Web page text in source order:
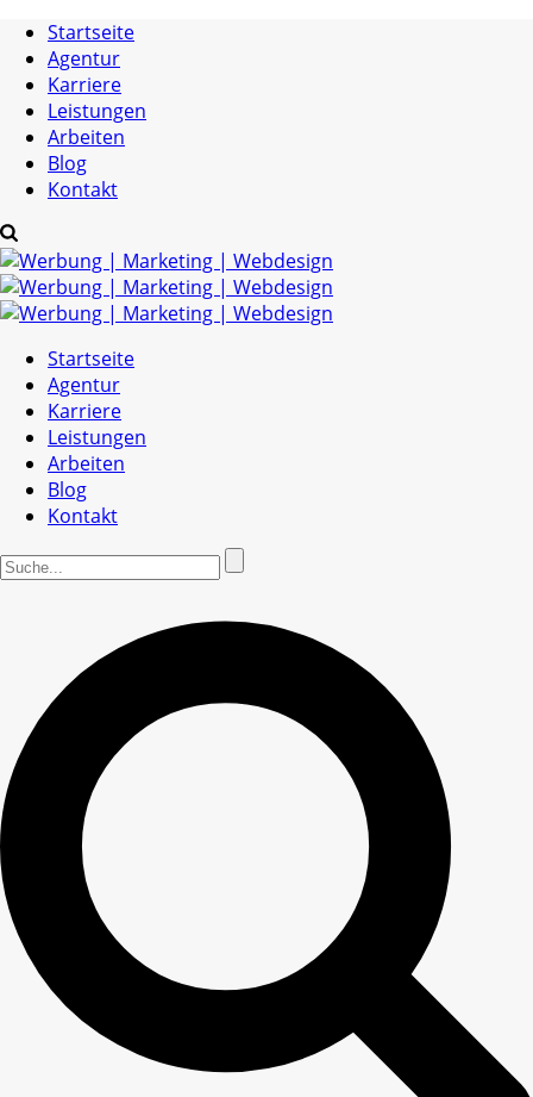
Startseite
Agentur
Karriere
Leistungen
Arbeiten
Blog
Kontakt
Startseite
Agentur
Karriere
Leistungen
Arbeiten
Blog
Kontakt